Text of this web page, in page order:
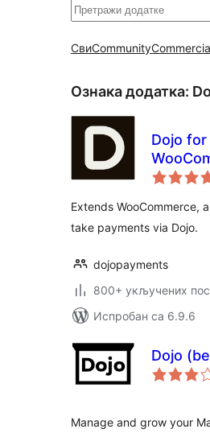
Претрага
СвиCommunity
Ознака додатка:
Dojo for
Extends WooCommerce,
take payments via Dojo.
dojopayments
800+ укључених
Испробан са 6.9.6
Dojo
Manage and grow your